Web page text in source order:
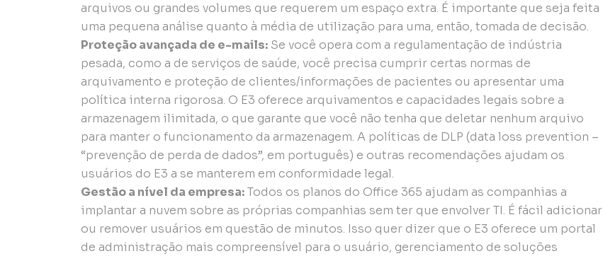
arquivos ou grandes volumes que requerem um espaço extra. É importante que seja feita
uma pequena análise quanto à média de utilização para uma, então, tomada de decisão.
Proteção avançada de e-mails: Se você opera com a regulamentação de indústria
pesada, como a de serviços de saúde, você precisa cumprir certas normas de
arquivamento e proteção de clientes/informações de pacientes ou apresentar uma
política interna rigorosa. O E3 oferece arquivamentos e capacidades legais sobre a
armazenagem ilimitada, o que garante que você não tenha que deletar nenhum arquivo
para manter o funcionamento da armazenagem. A políticas de DLP (data loss prevention –
“prevenção de perda de dados”, em português) e outras recomendações ajudam os
usuários do E3 a se manterem em conformidade legal.
Gestão a nível da empresa:Todos os planos do Office 365 ajudam as companhias a
implantar a nuvem sobre as próprias companhias sem ter que envolver TI. É fácil adicionar
ou remover usuários em questão de minutos. Isso quer dizer que o E3 oferece um portal
de administração mais compreensível para o usuário, gerenciamento de soluções